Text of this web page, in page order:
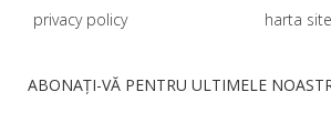
ABONAȚI-VĂ PENTRU ULTIMELE
privacy policy
harta